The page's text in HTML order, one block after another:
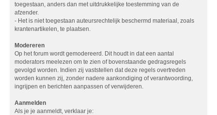
toegestaan, anders dan met uitdrukkelijke toestemming van de
afzender.
- Het is niet toegestaan auteursrechtelijk beschermd materiaal, zoals
krantenartikelen, te plaatsen.
Modereren
Op het forum wordt gemodereerd. Dit houdt in dat een aantal
moderators meelezen om te zien of bovenstaande gedragsregels
gevolgd worden. Indien zij vaststellen dat deze regels overtreden
worden kunnen zij, zonder nadere aankondiging of verantwoording,
ingrijpen en berichten aanpassen of verwijderen.
Aanmelden
Als je je aanmeldt, verklaar je: